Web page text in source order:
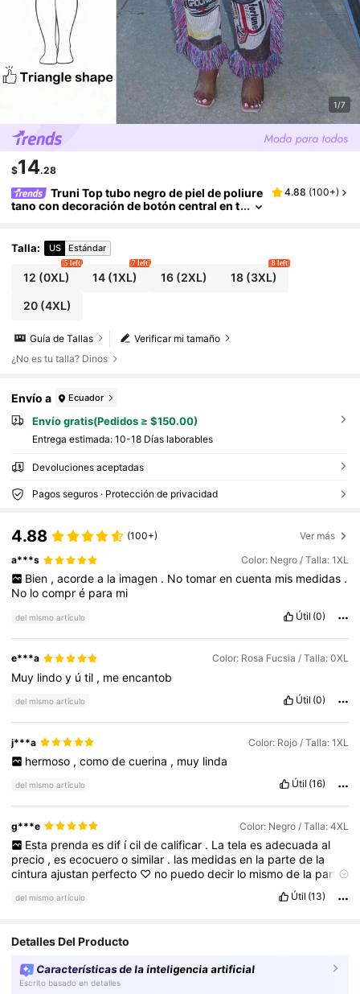
1/7
$14.28
Truni Top tubo negro de piel de poliure
tano con decoración de botón central en t
4.88 (100+)
Talla: US Estándar
12 (0XL)
5 left
14 (1XL)
7 left
16(2XL) 18(3XL)
8 left
20(4XL)
Verificar mi tamaño
Guía de Tallas
¿No es tu talla? Dinos
Envío a Ecuador
Envío gratis(Pedidos ≥ $150.00)
Entrega estimada: 10-18 Días laborables
Devoluciones aceptadas
Pagos seguros · Protección de privacidad
4.88 (100+) Ver más
a***s Color: Negro / Talla: 1XL
Bien , acorde a la imagen . No tomar en cuenta mis medidas .
No locompré para mi
del mismo artículo Útil (0)
e***a Color: Rosa Fucsia / Talla: 0XL
Muy lindoy útil , meencantob
del mismo artículo Útil (0)
j***a Color: Rojo / Talla: 1XL
hermoso , como de cuerina , muy linda
del mismo artículo Útil (16)
g***e Color: Negro / Talla: 4XL
Esta prenda es dif ícil de calificar . La tela es adecuada al
precio ,esecocueroosimilar . las medidasen la partede la
cinturaajustan perfecto ♡ no puedodecir lo mismode la parte
forma
.Seguramente para loque
del mismo artículo Útil (13)
Detalles Del Producto
Características de la inteligencia artificial
Escrito basado en detalles